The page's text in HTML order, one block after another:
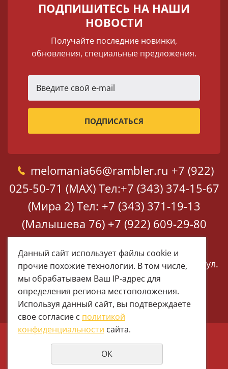
ПОДПИШИТЕСЬ НА НАШИ
НОВОСТИ
Получайте последние новинки,
обновления, специальные предложения.
melomania66@rambler.ru +7 (922)
025-50-71 (MAX) Тел:+7 (343) 374-15-67
(Мира 2) Тел: +7 (343) 371-19-13
(Малышева 76) +7 (922) 609-29-80
(MAX)
Екатеринбург, ул. Мира 2
Екатеринбург, ул.
Малышева 76
© 1997 - 2026 Меломания
Политика конфиденциальности
Данный сайт использует файлы cookie и
прочие похожие технологии. В том числе,
мы обрабатываем Ваш IP-адрес для
определения региона местоположения.
Используя данный сайт, вы подтверждаете
свое согласие с политикой
конфиденциальности сайта.
ОК